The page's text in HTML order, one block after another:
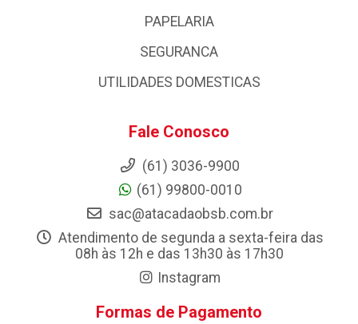
PAPELARIA
SEGURANCA
UTILIDADES DOMESTICAS
Fale Conosco
(61) 3036-9900
(61) 99800-0010
sac@atacadaobsb.com.br
Atendimento de segunda a sexta-feira das
08h às 12h e das 13h30 às 17h30
Instagram
Formas de Pagamento